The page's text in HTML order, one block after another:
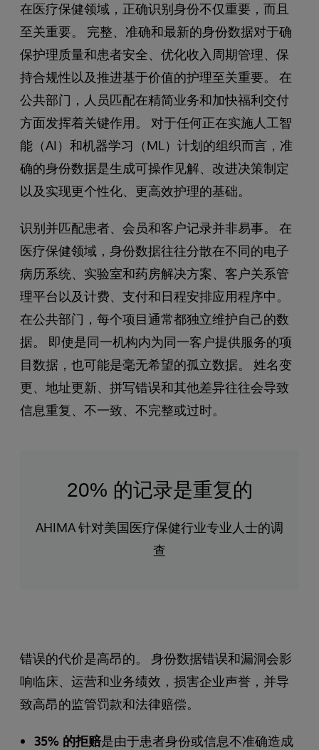
在医疗保健领域，正确识别身份不仅重要，而且
至关重要。 完整、准确和最新的身份数据对于确
保护理质量和患者安全、优化收入周期管理、保
持合规性以及推进基于价值的护理至关重要。 在
公共部门，人员匹配在精简业务和加快福利交付
方面发挥着关键作用。 对于任何正在实施人工智
能（AI）和机器学习（ML）计划的组织而言，准
确的身份数据是生成可操作见解、改进决策制定
以及实现更个性化、更高效护理的基础。
识别并匹配患者、会员和客户记录并非易事。 在
医疗保健领域，身份数据往往分散在不同的电子
病历系统、实验室和药房解决方案、客户关系管
理平台以及计费、支付和日程安排应用程序中。
在公共部门，每个项目通常都独立维护自己的数
据。 即使是同一机构内为同一客户提供服务的项
目数据，也可能是毫无希望的孤立数据。 姓名变
更、地址更新、拼写错误和其他差异往往会导致
信息重复、不一致、不完整或过时。
20% 的记录是重复的
AHIMA 针对美国医疗保健行业专业人士的调
查
错误的代价是高昂的。 身份数据错误和漏洞会影
响临床、运营和业务绩效，损害企业声誉，并导
致高昂的监管罚款和法律赔偿。
35% 的拒赔是由于患者身份或信息不准确造成